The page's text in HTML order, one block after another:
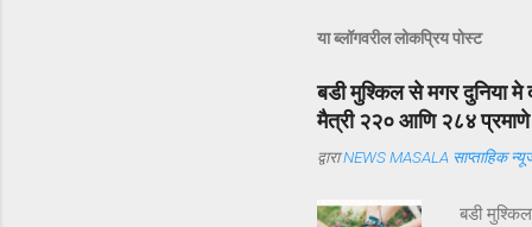
या ब्लॉगवरील लोकप्रिय पोस्ट
बडी मुश्किल से मगर दुनिया मे
मैत्री २२० आणि २८४ प्रमाणे
द्वाराNEWS MASALA साप्ताहिक
बडी